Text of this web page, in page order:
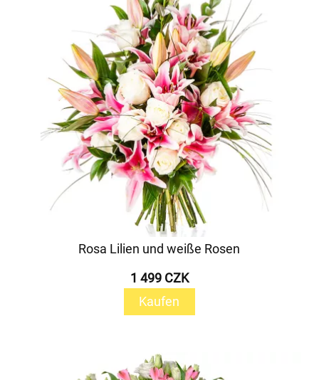
Rosa Lilien und weiße Rosen
1 499 CZK
Kaufen